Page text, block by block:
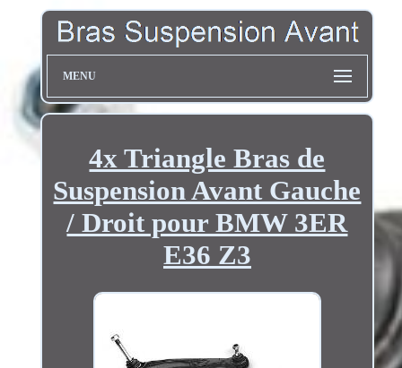
MENU
4x Triangle Bras de
Suspension Avant Gauche
/ Droit pour BMW 3ER
E36 Z3